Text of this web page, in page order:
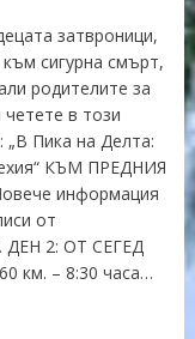
затвроници,
сигурна смърт,
родителите за
в този
„В Пика на Делта:
КЪМ ПРЕДНИЯ
информация
от
ДЕН 2: ОТ СЕГЕД
км. – 8:30 часа…